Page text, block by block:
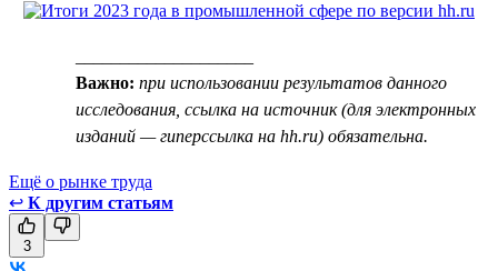
Важно: при использовании результатов данного
исследования, ссылка на источник (для электронных
изданий — гиперссылка на hh.ru) обязательна.
Ещё о рынке труда
↩ К другим статьям
3